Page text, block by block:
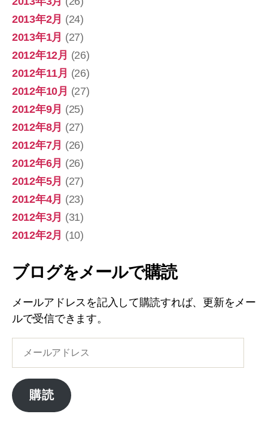
2013年2月 (24)
2013年1月 (27)
2012年12月 (26)
2012年11月 (26)
2012年10月 (27)
2012年9月 (25)
2012年8月 (27)
2012年7月 (26)
2012年6月 (26)
2012年5月 (27)
2012年4月 (23)
2012年3月 (31)
2012年2月 (10)
ブログをメールで購読
メールアドレスを記入して購読すれば、更新をメー
ルで受信できます。
ア
ド
購読